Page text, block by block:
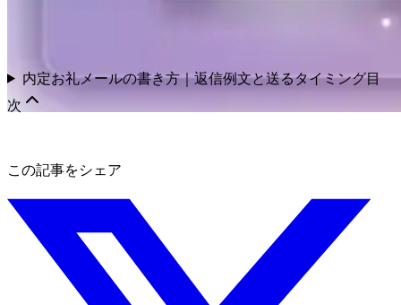
内定お礼メールの書き方｜返信例文と送るタイミング目
次
この記事をシェア